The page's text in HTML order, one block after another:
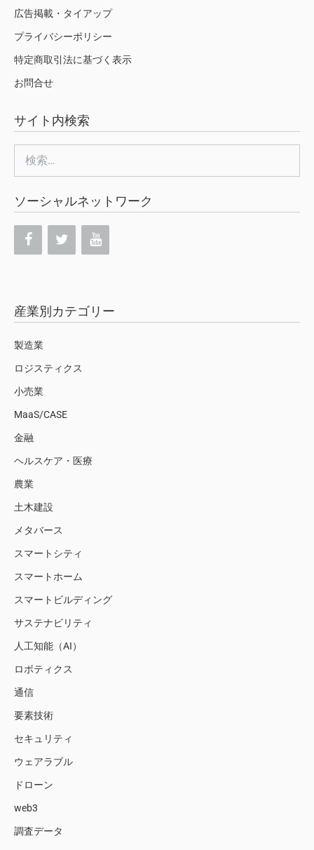
広告掲載・タイアップ
プライバシーポリシー
特定商取引法に基づく表示
お問合せ
サイト内検索
索:
ソーシャルネットワーク
産業別カテゴリー
製造業
ロジスティクス
小売業
MaaS/CASE
金融
ヘルスケア・医療
農業
土木建設
メタバース
スマートシティ
スマートホーム
スマートビルディング
サステナビリティ
人工知能（AI）
ロボティクス
通信
要素技術
セキュリティ
ウェアラブル
ドローン
web3
調査データ